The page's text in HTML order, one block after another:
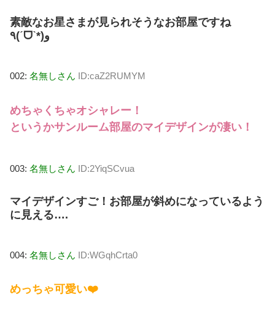
素敵なお星さまが見られそうなお部屋ですね
٩(ˊᗜˋ*)و
002: 名無しさん ID:caZ2RUMYM
めちゃくちゃオシャレー！
というかサンルーム部屋のマイデザインが凄い！
003: 名無しさん ID:2YiqSCvua
マイデザインすご！お部屋が斜めになっているよう
に見える….
004: 名無しさん ID:WGqhCrta0
めっちゃ可愛い❤️